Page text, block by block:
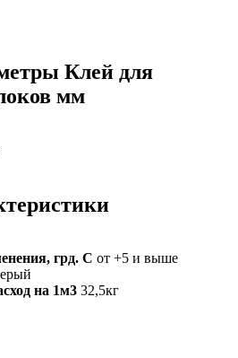
Клей для
мм
грд. С от +5 и выше
на 1м3 32,5кг